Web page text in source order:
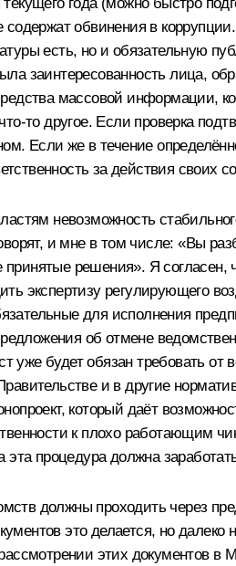
обвинения в
есть, но и обязательную
заинтересованность лица,
массовой информации,
другое. Если проверка
Если же в течение
за действия своих
невозможность
и мне в том числе: «Вы
решения». Я согласен,
экспертизу регулирующего
для исполнения
об отмене
будет обязан требовать от
и в другие
который даёт
к плохо работающим
эта процедура должна
должны проходить через
это делается, но далеко
этих документов